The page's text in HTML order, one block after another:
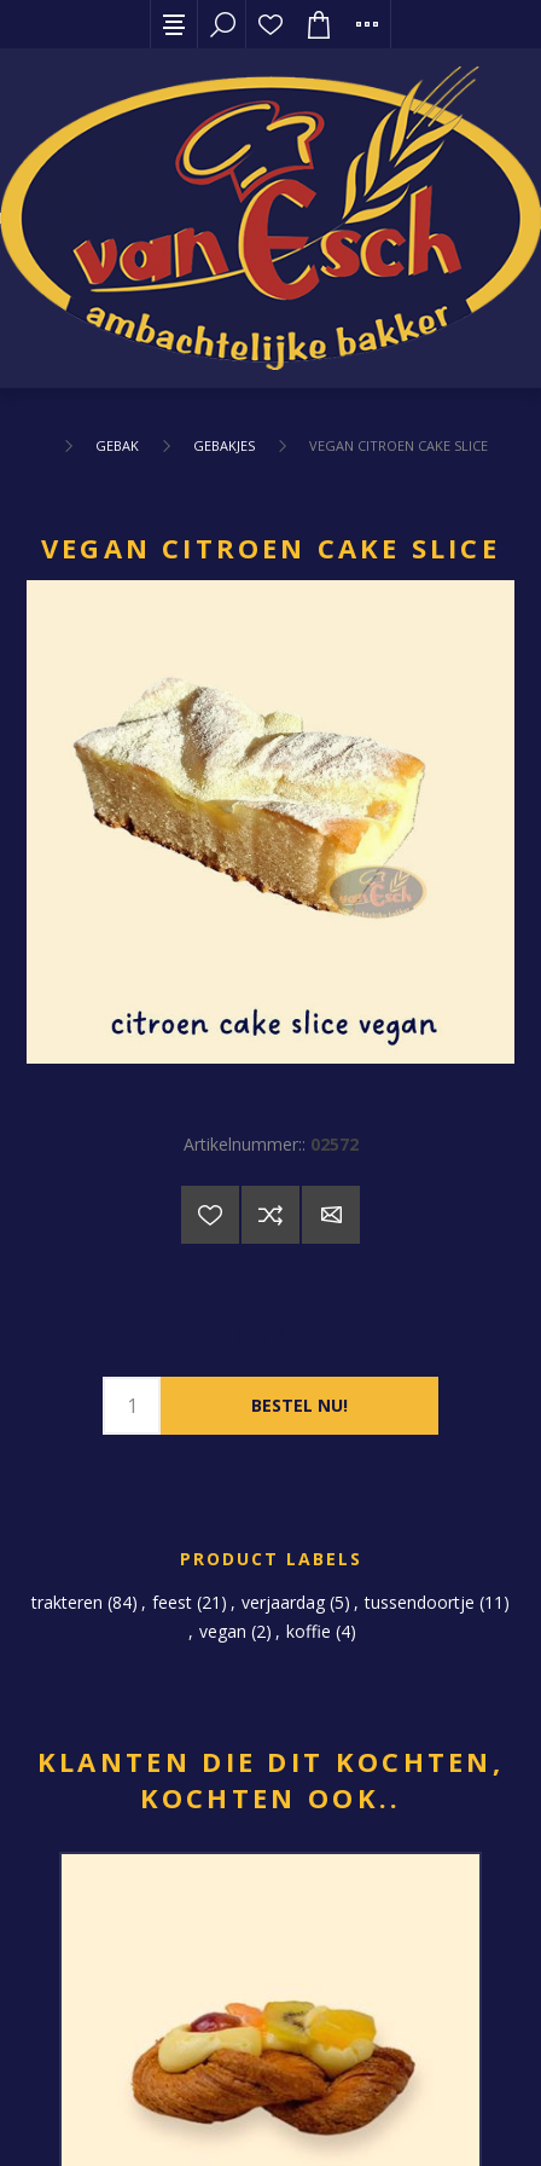
GEBAK GEBAKJES VEGAN CITROEN CAKE SLICE
VEGAN CITROEN CAKE SLICE
Artikelnummer:: 02572
PRODUCT LABELS
trakteren (84) , feest (21) , verjaardag (5) , tussendoortje (11)
, vegan (2) , koffie (4)
KLANTEN DIE DIT KOCHTEN,
KOCHTEN OOK..